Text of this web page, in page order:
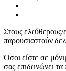
Στους
παρουσιαστούν
Όσοι είστε σε
σας επιδεινώνει